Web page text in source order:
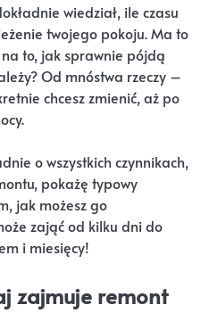
wiedział, ile czasu
twojego pokoju. Ma to
to, jak sprawnie pójdą
Od mnóstwa rzeczy –
chcesz zmienić, aż po
o wszystkich czynnikach,
pokażę typowy
jak możesz go
zająć od kilku dni do
i miesięcy!
zajmuje remont